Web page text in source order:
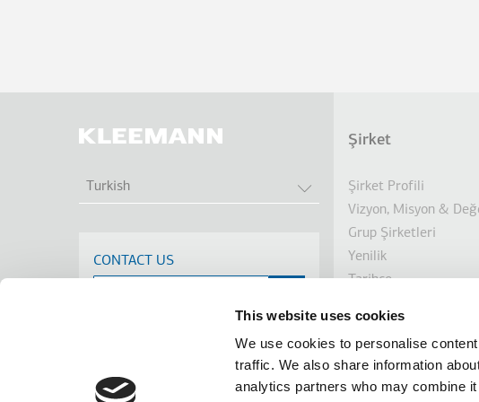
This website uses cookies
We use cookies to personalise
traffic. We also share information
analytics partners who may combine
Turkish
CONTACT US
LinkedinFacebookYoutubeInstagram
Dipnot
Şirket
Şirket Profili
Vizyon, Misyon &
Grup Şirketleri
Yenilik
Tarihçe
Ödüller
Haberler